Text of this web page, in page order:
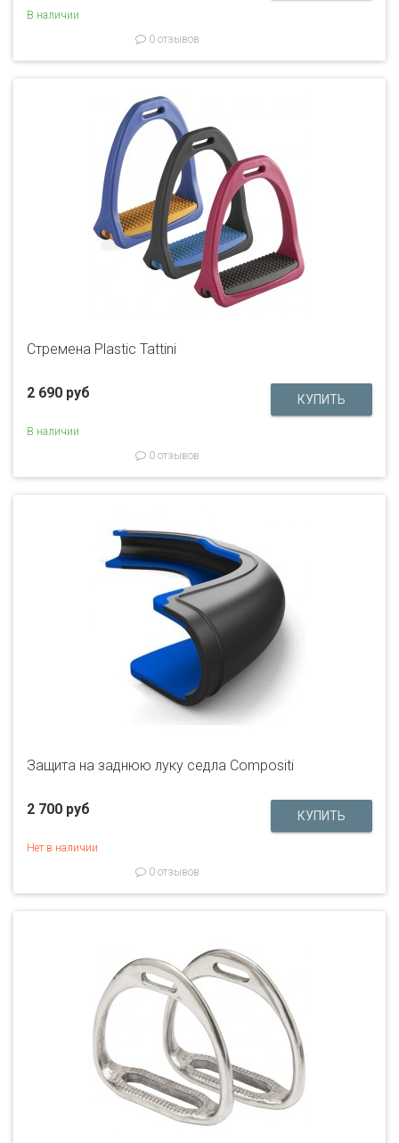
В наличии
0 отзывов
Стремена Plastic Tattini
2 690 руб
В наличии
0 отзывов
Защита на заднюю луку седла Compositi
2 700 руб
Нет в наличии
0 отзывов